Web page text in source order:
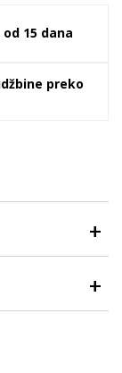
15 dana
preko